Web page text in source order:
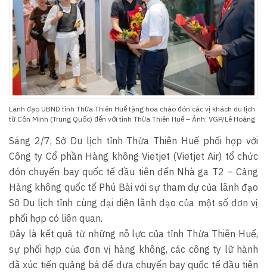
Lãnh đạo UBND tỉnh Thừa Thiên Huế tặng hoa chào đón các vị khách du lịch
từ Côn Minh (Trung Quốc) đến với tỉnh Thừa Thiên Huế – Ảnh: VGP/Lê Hoàng
Sáng 2/7, Sở Du lịch tỉnh Thừa Thiên Huế phối hợp với
Công ty Cổ phần Hàng không Vietjet (Vietjet Air) tổ chức
đón chuyến bay quốc tế đầu tiên đến Nhà ga T2 – Cảng
Hàng không quốc tế Phú Bài với sự tham dự của lãnh đạo
Sở Du lịch tỉnh cùng đại diện lãnh đạo của một số đơn vị
phối hợp có liên quan.
Đây là kết quả từ những nỗ lực của tỉnh Thừa Thiên Huế,
sự phối hợp của đơn vị hàng không, các công ty lữ hành
đã xúc tiến quảng bá để đưa chuyến bay quốc tế đầu tiên